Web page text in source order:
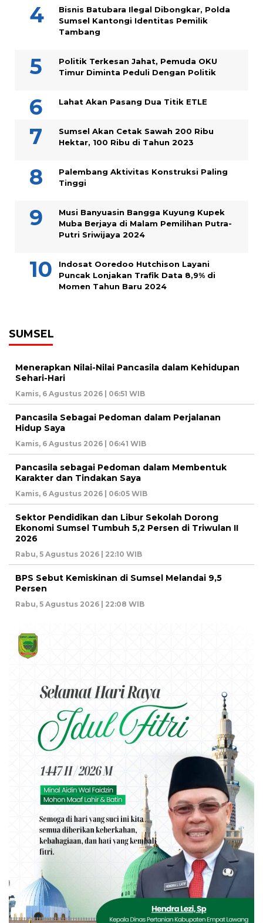
Bisnis Batubara Ilegal Dibongkar, Polda
Sumsel Kantongi Identitas Pemilik
Tambang
Politik Terkesan Jahat, Pemuda OKU
Timur Diminta Peduli Dengan Politik
Lahat Akan Pasang Dua Titik ETLE
Sumsel Akan Cetak Sawah 200 Ribu
Hektar, 100 Ribu di Tahun 2023
Palembang Aktivitas Konstruksi Paling
Tinggi
Musi Banyuasin Bangga Kuyung Kupek
Muba Berjaya di Malam Pemilihan Putra-
Putri Sriwijaya 2024
Indosat Ooredoo Hutchison Layani
Puncak Lonjakan Trafik Data 8,9% di
Momen Tahun Baru 2024
SUMSEL
Menerapkan Nilai-Nilai Pancasila dalam Kehidupan
Sehari-Hari
Kamis, 6 Agustus 2026 | 06:51 WIB
Pancasila Sebagai Pedoman dalam Perjalanan
Hidup Saya
Kamis, 6 Agustus 2026 | 06:41 WIB
Pancasila sebagai Pedoman dalam Membentuk
Karakter dan Tindakan Saya
Kamis, 6 Agustus 2026 | 06:05 WIB
Sektor Pendidikan dan Libur Sekolah Dorong
Ekonomi Sumsel Tumbuh 5,2 Persen di Triwulan II
2026
Rabu, 5 Agustus 2026 | 22:10 WIB
BPS Sebut Kemiskinan di Sumsel Melandai 9,5
Persen
Rabu, 5 Agustus 2026 | 22:08 WIB